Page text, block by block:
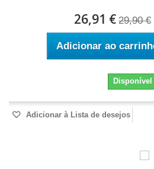
26,91 € 29,90 €
Adicionar ao
Disponível
Adicionar à Lista de desejos